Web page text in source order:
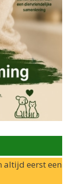
altijd eerst een